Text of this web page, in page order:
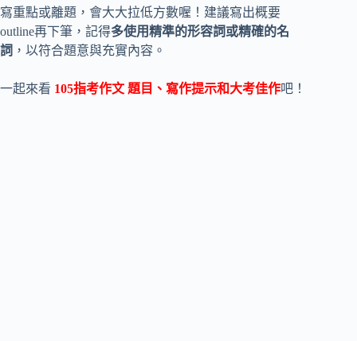
寫重點或離題，會大大拉低方數喔！建議寫出概要
outline再下筆，記得多使用精準的形容詞或精確的名
詞 ，以符合題意與充實內容。
一起來看 105指考作文 題目、寫作提示和大考佳作吧！